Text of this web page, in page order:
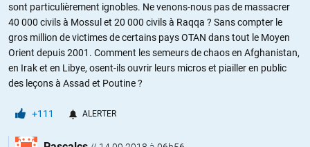
sont particulièrement ignobles. Ne venons-nous pas de massacrer
40 000 civils à Mossul et 20 000 civils à Raqqa ? Sans compter le
gros million de victimes de certains pays OTAN dans tout le Moyen
Orient depuis 2001. Comment les semeurs de chaos en Afghanistan,
en Irak et en Libye, osent-ils ouvrir leurs micros et piailler en public
des leçons à Assad et Poutine ?
+111 ALERTER